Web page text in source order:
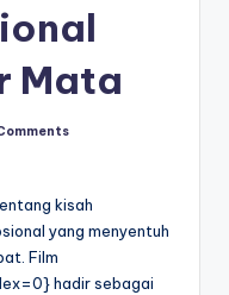
Mata
kisah
yang menyentuh
Film
hadir sebagai